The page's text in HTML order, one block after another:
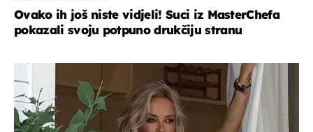
Ovako ih još niste vidjeli! Suci iz MasterChefa
pokazali svoju potpuno drukčiju stranu